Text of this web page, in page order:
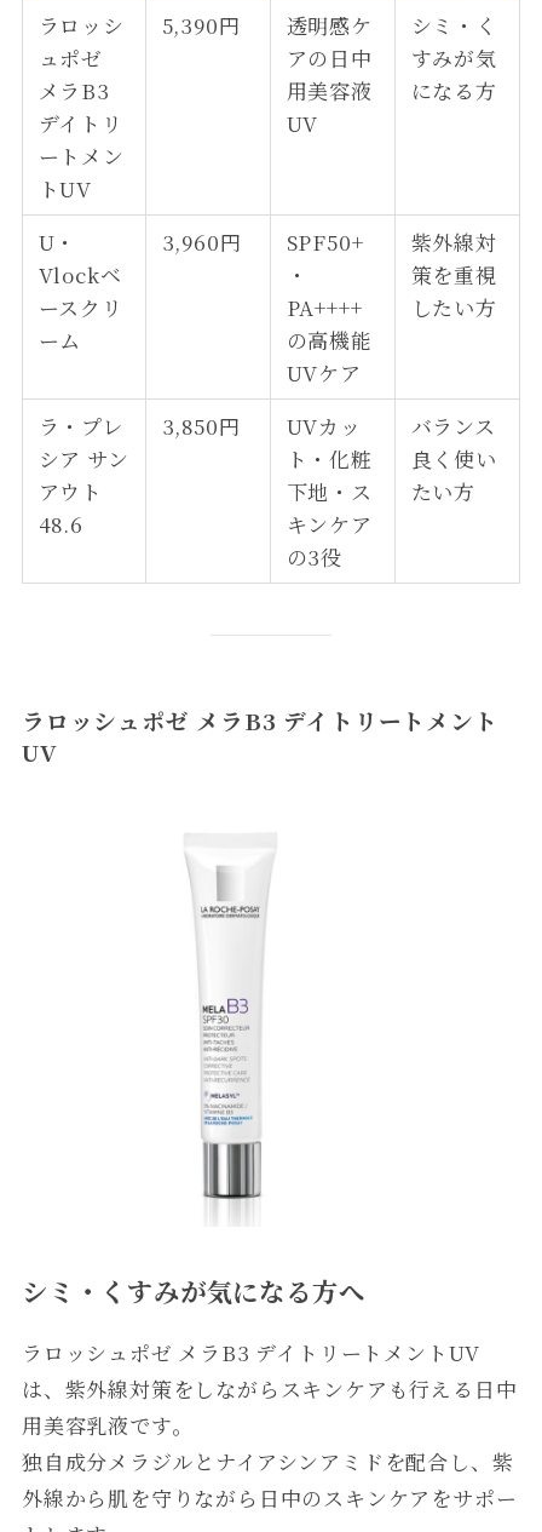
ラロッシ
ュポゼ
メラB3
デイトリ
ートメン
トUV
5,390円
透明感ケ
アの日中
用美容液
UV
シミ・く
すみが気
になる方
U・
Vlockベ
ースクリ
ーム
3,960円
SPF50+
・
PA++++
の高機能
UVケア
紫外線対
策を重視
したい方
ラ・プレ
シア サン
アウト
48.6
3,850円
UVカッ
ト・化粧
下地・ス
キンケア
の3役
バランス
良く使い
たい方
ラロッシュポゼ メラB3 デイトリートメント
UV
シミ・くすみが気になる方へ
ラロッシュポゼ メラB3 デイトリートメントUV
は、紫外線対策をしながらスキンケアも行える日中
用美容乳液です。
独自成分メラジルとナイアシンアミドを配合し、紫
外線から肌を守りながら日中のスキンケアをサポー